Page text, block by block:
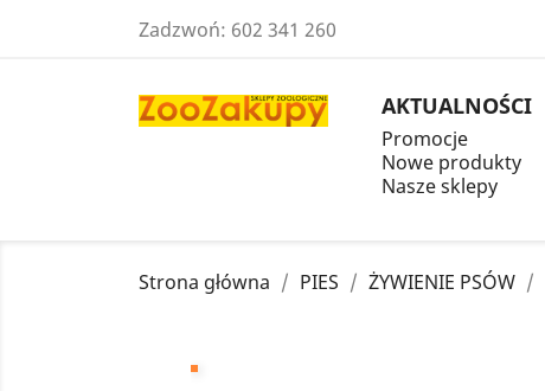
Zadzwoń: 602 341 260
AKTUALNOŚCI
Promocje
Nowe produkty
Nasze sklepy
Strona główna PIES ŻYWIENIE PSÓW